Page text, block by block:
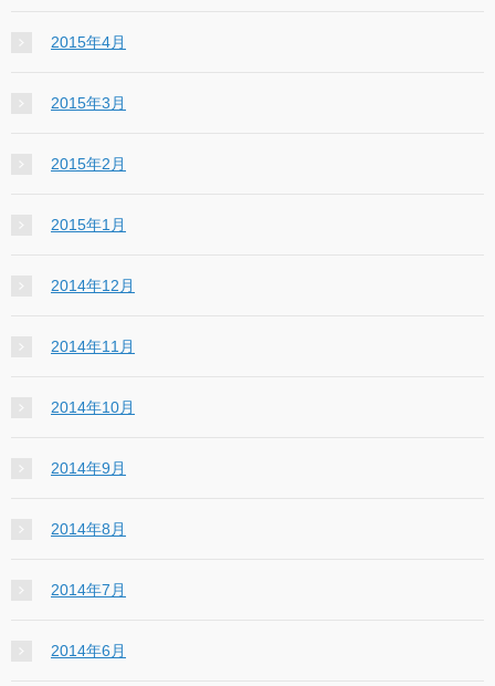
2015年4月
2015年3月
2015年2月
2015年1月
2014年12月
2014年11月
2014年10月
2014年9月
2014年8月
2014年7月
2014年6月